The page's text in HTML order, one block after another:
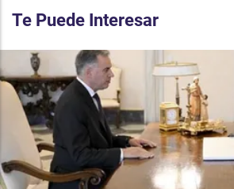
Te Puede Interesar